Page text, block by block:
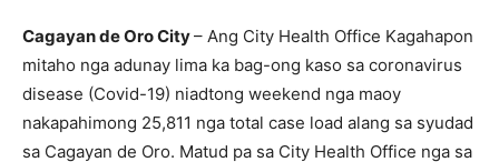
Cagayan de Oro City– Ang City Health Office Kagahapon
mitaho nga adunay lima ka bag-ong kaso sa coronavirus
disease (Covid-19) niadtong weekend nga maoy
nakapahimong 25,811 nga total case load alang sa syudad
sa Cagayan de Oro. Matud pa sa City Health Office nga sa